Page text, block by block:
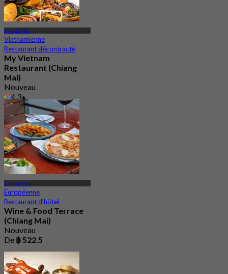
Chiang Mai
Vietnamienne
Restaurant décontracté
My Vietnam
Restaurant (Chiang
Mai)
Nouveau
4.3
De฿ 347.5
Chiang Mai
Européenne
Restaurant d'hôtel
Wine & Food Terrace
(Chiang Mai)
Nouveau
De ฿ 522.5